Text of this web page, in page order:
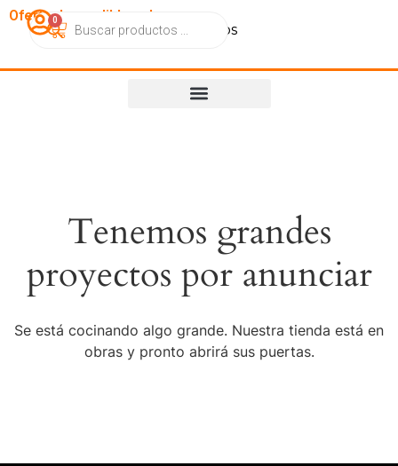
OfertasImperdibles.cl
CatálogoContactoNosotros
0
Tenemos grandes
proyectos por anunciar
Se está cocinando algo grande. Nuestra tienda está en
obras y pronto abrirá sus puertas.